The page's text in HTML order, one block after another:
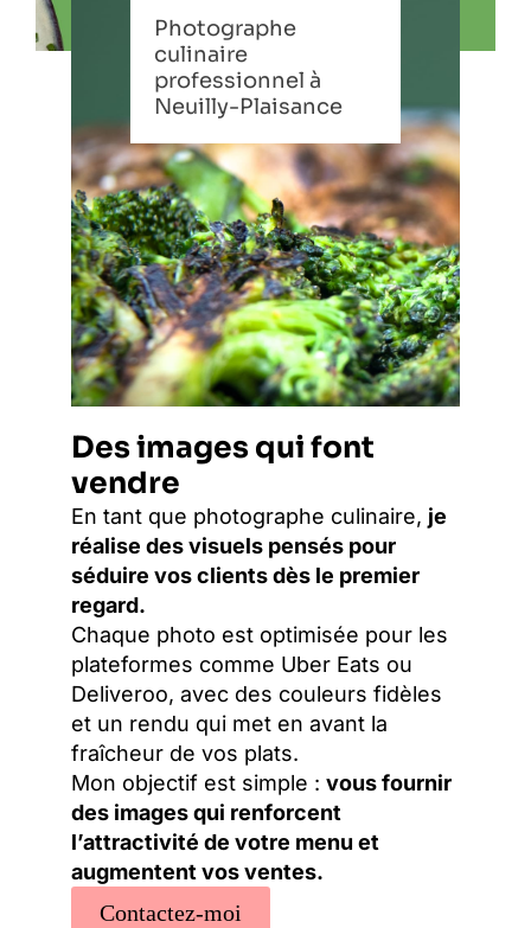
Photographe
culinaire
professionnel à
Neuilly-Plaisance
Des images qui font
vendre
En tant que photographe culinaire, je
réalise des visuels pensés pour
séduire vos clients dès le premier
regard.
Chaque photo est optimisée pour les
plateformes comme Uber Eats ou
Deliveroo, avec des couleurs fidèles
et un rendu qui met en avant la
fraîcheur de vos plats.
Mon objectif est simple : vous fournir
des images qui renforcent
l’attractivité de votre menu et
augmentent vos ventes.
Contactez-moi